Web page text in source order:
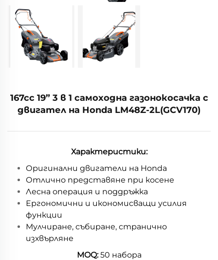
167cc 19” 3 в 1 самоходна газонокосачка с
двигател на Honda LM48Z-2L(GCV170)
Характеристики:
Оригинални двигатели на Honda
Отлично представяне при косене
Лесна операция и поддръжка
Ергономични и икономисващи усилия
функции
Мулчиране, събиране, странично
изхвърляне
MOQ:50 набора